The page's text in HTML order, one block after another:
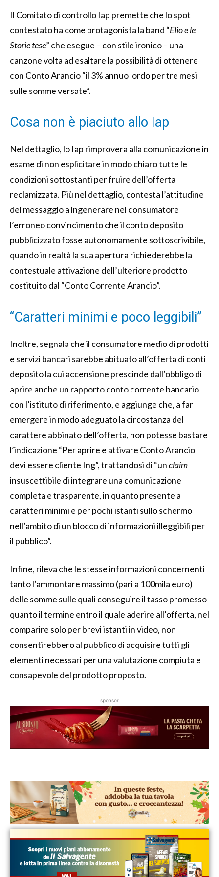
Il Comitato di controllo Iap premette che lo spot
contestato ha come protagonista la band “Elio e le
Storie tese” che esegue – con stile ironico – una
canzone volta ad esaltare la possibilità di ottenere
con Conto Arancio “il 3% annuo lordo per tre mesi
sulle somme versate”.
Cosa non è piaciuto allo Iap
Nel dettaglio, lo Iap rimprovera alla comunicazione in
esame di non esplicitare in modo chiaro tutte le
condizioni sottostanti per fruire dell’offerta
reclamizzata. Più nel dettaglio, contesta l’attitudine
del messaggio a ingenerare nel consumatore
l’erroneo convincimento che il conto deposito
pubblicizzato fosse autonomamente sottoscrivibile,
quando in realtà la sua apertura richiederebbe la
contestuale attivazione dell’ulteriore prodotto
costituito dal “Conto Corrente Arancio”.
“Caratteri minimi e poco leggibili”
Inoltre, segnala che il consumatore medio di prodotti
e servizi bancari sarebbe abituato all’offerta di conti
deposito la cui accensione prescinde dall’obbligo di
aprire anche un rapporto conto corrente bancario
con l’istituto di riferimento, e aggiunge che, a far
emergere in modo adeguato la circostanza del
carattere abbinato dell’offerta, non potesse bastare
l’indicazione “Per aprire e attivare Conto Arancio
devi essere cliente Ing”, trattandosi di “unclaim
insuscettibile di integrare una comunicazione
completa e trasparente, in quanto presente a
caratteri minimi e per pochi istanti sullo schermo
nell’ambito di un blocco di informazioni illeggibili per
il pubblico”.
Infine, rileva che le stesse informazioni concernenti
tanto l’ammontare massimo (pari a 100mila euro)
delle somme sulle quali conseguire il tasso promesso
quanto il termine entro il quale aderire all’offerta, nel
comparire solo per brevi istanti in video, non
consentirebbero al pubblico di acquisire tutti gli
elementi necessari per una valutazione compiuta e
consapevole del prodotto proposto.
sponsor